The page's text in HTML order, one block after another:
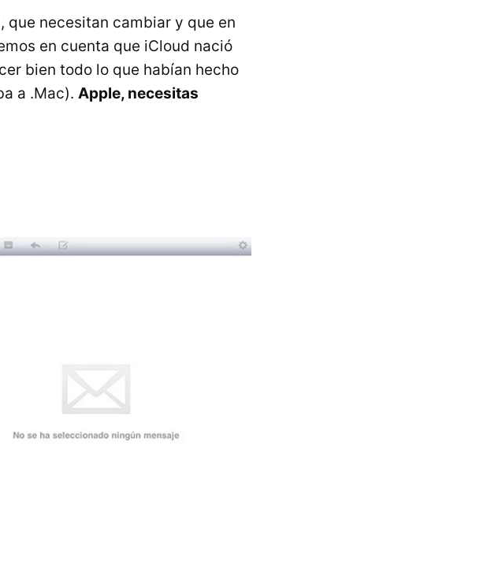
que necesitan cambiar y que en
en cuenta que iCloud nació
bien todo lo que habían hecho
a .Mac). Apple, necesitas